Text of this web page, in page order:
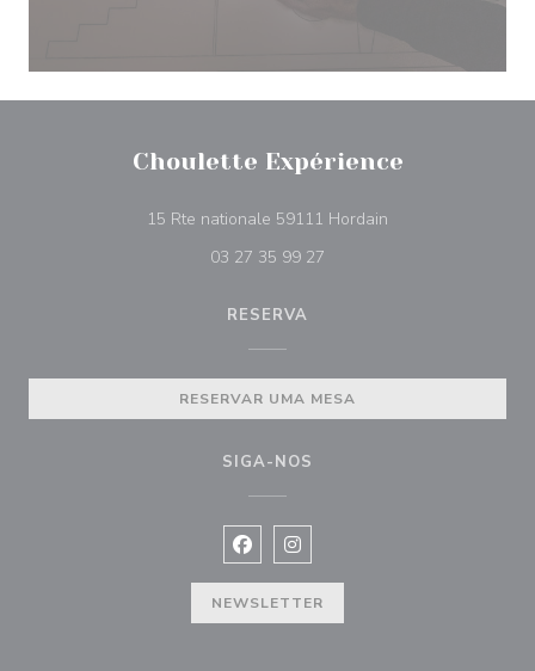
Choulette Expérience
15 Rte nationale 59111 Hordain
03 27 35 99 27
RESERVA
RESERVAR UMA MESA
SIGA-NOS
Facebook ((abre numa nova janela))
Instagram ((abre numa nova
NEWSLETTER